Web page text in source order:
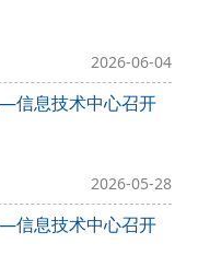
2026-06-04
信息技术中心召开
2026-05-28
信息技术中心召开